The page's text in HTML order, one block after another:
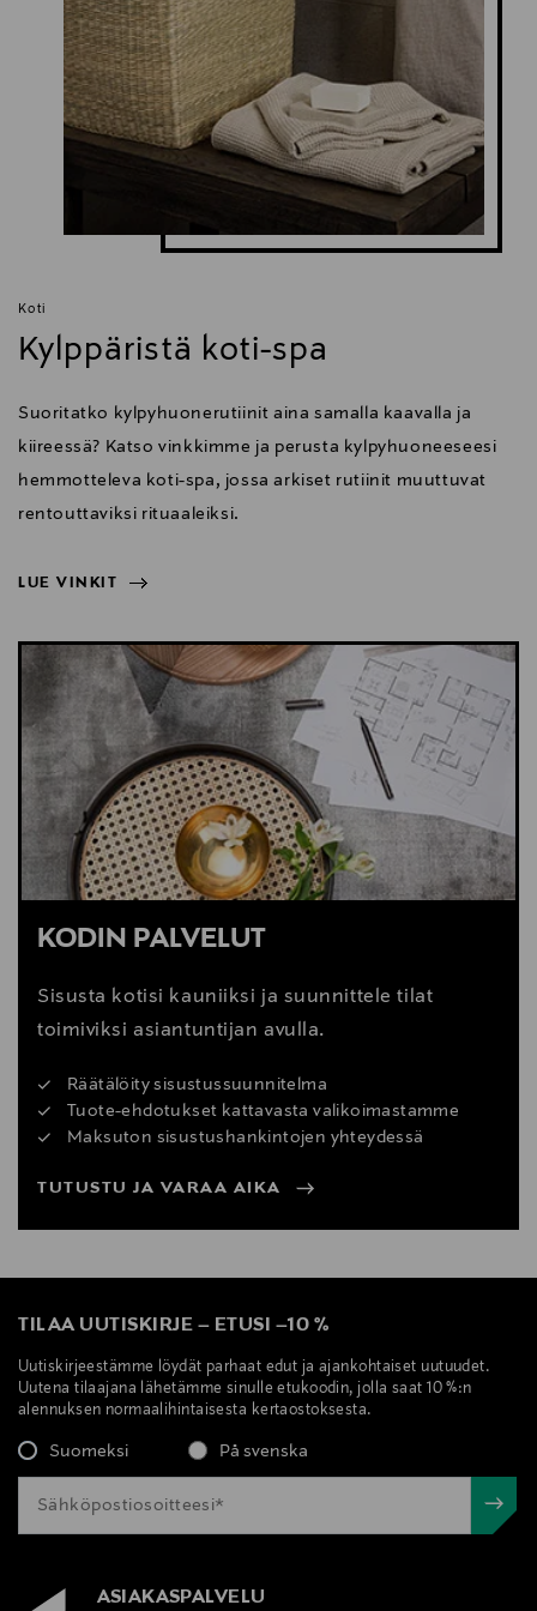
Koti
Kylppäristä koti-spa
Suoritatko kylpyhuonerutiinit aina samalla kaavalla ja
kiireessä? Katso vinkkimme ja perusta kylpyhuoneeseesi
hemmotteleva koti-spa, jossa arkiset rutiinit muuttuvat
rentouttaviksi rituaaleiksi.
LUE VINKIT
LUE VINKIT
KODIN PALVELUT
Sisusta kotisi kauniiksi ja suunnittele tilat
toimiviksi asiantuntijan avulla.
Räätälöity sisustussuunnitelma
Tuote-ehdotukset kattavasta valikoimastamme
Maksuton sisustushankintojen yhteydessä
TUTUSTU JA VARAA AIKA
TILAA UUTISKIRJE – ETUSI –10 %
Uutiskirjeestämme löydät parhaat edut ja ajankohtaiset uutuudet.
Uutena tilaajana lähetämme sinulle etukoodin, jolla saat 10 %:n
alennuksen normaalihintaisesta kertaostoksesta.
Suomeksi På svenska
ASIAKASPALVELU